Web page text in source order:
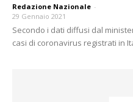
Redazione Nazionale -
29 Gennaio 2021
Secondo i dati diffusi dal
casi di coronavirus registrati in